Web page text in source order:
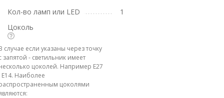
Кол-во ламп или LED
1
Цоколь
случае если указаны через точку
запятой - светильник имеет
цоколей. Например E27
E14. Наиболее
цоколями